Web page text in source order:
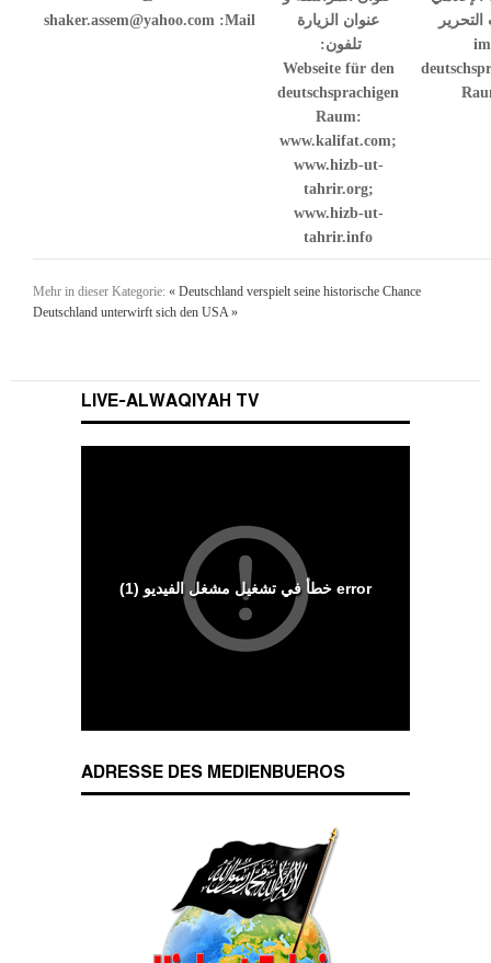
im
عنوان الزيارة
تلفون:
Webseite für den
deutschsprachigen
Raum:
www.kalifat.com;
www.hizb-ut-
tahrir.org;
www.hizb-ut-
tahrir.info
Mail:
shaker.assem@yahoo.com
Mehr in dieser Kategorie: « Deutschland verspielt seine historische Chance
Deutschland unterwirft sich den USA »
LIVE-ALWAQIYAH TV
ADRESSE DES MEDIENBUEROS
Das Kalifat